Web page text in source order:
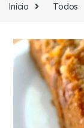
Inicio Todos